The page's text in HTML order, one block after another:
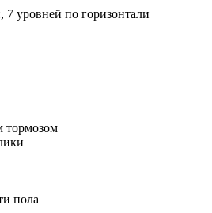
7 уровней по горизонтали
тормозом
пола